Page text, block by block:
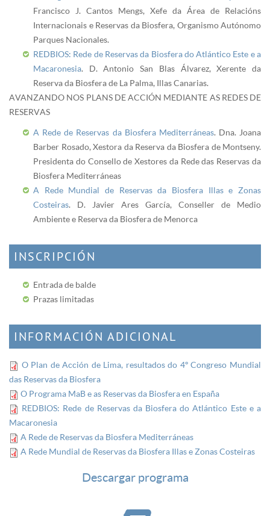
Francisco J. Cantos Mengs, Xefe da Área de Relacións
Internacionais e Reservas da Biosfera, Organismo Autónomo
Parques Nacionales.
REDBIOS: Rede de Reservas da Biosfera do Atlántico Este e a
Macaronesia. D. Antonio San Blas Álvarez, Xerente da
Reserva da Biosfera de La Palma, Illas Canarias.
AVANZANDO NOS PLANS DE ACCIÓN MEDIANTE AS REDES DE
RESERVAS
A Rede de Reservas da Biosfera Mediterráneas. Dna. Joana
Barber Rosado, Xestora da Reserva da Biosfera de Montseny.
Presidenta do Consello de Xestores da Rede das Reservas da
Biosfera Mediterráneas
A Rede Mundial de Reservas da Biosfera Illas e Zonas
Costeiras. D. Javier Ares García, Conseller de Medio
Ambiente e Reserva da Biosfera de Menorca
INSCRIPCIÓN
Entrada de balde
Prazas limitadas
INFORMACIÓN ADICIONAL
O Plan de Acción de Lima, resultados do 4º Congreso Mundial
das Reservas da Biosfera
O Programa MaB e as Reservas da Biosfera en España
REDBIOS: Rede de Reservas da Biosfera do Atlántico Este e a
Macaronesia
A Rede de Reservas da Biosfera Mediterráneas
A Rede Mundial de Reservas da Biosfera Illas e Zonas Costeiras
Descargar programa